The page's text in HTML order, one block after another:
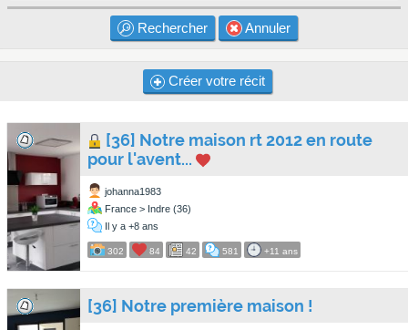
Rechercher Annuler
Créer votre récit
[36] Notre maison rt 2012 en route
pour l'avent...
johanna1983
France > Indre (36)
Il y a +8 ans
302 84 42 581 +11 ans
[36] Notre première maison !